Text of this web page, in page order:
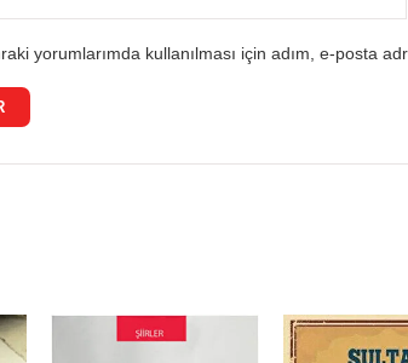
yorumlarımda kullanılması için adım, e-posta